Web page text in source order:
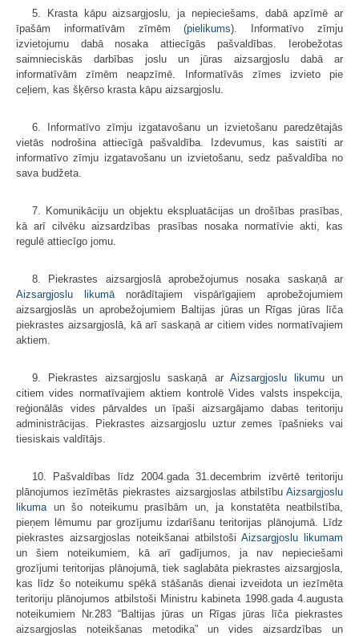
5. Krasta kāpu aizsargjoslu, ja nepieciešams, dabā apzīmē ar
īpašām informatīvām zīmēm (pielikums). Informatīvo zīmju
izvietojumu dabā nosaka attiecīgās pašvaldības. Ierobežotas
saimnieciskās darbības joslu un jūras aizsargjoslu dabā ar
informatīvām zīmēm neapzīmē. Informatīvās zīmes izvieto pie
ceļiem, kas šķērso krasta kāpu aizsargjoslu.
6. Informatīvo zīmju izgatavošanu un izvietošanu paredzētajās
vietās nodrošina attiecīgā pašvaldība. Izdevumus, kas saistīti ar
informatīvo zīmju izgatavošanu un izvietošanu, sedz pašvaldība no
sava budžeta.
7. Komunikāciju un objektu ekspluatācijas un drošības prasības,
kā arī cilvēku aizsardzības prasības nosaka normatīvie akti, kas
regulē attiecīgo jomu.
8. Piekrastes aizsargjoslā aprobežojumus nosaka saskaņā ar
Aizsargjoslu likumā norādītajiem vispārīgajiem aprobežojumiem
aizsargjoslās un aprobežojumiem Baltijas jūras un Rīgas jūras līča
piekrastes aizsargjoslā, kā arī saskaņā ar citiem vides normatīvajiem
aktiem.
9. Piekrastes aizsargjoslu saskaņā ar Aizsargjoslu likumuun
citiem vides normatīvajiem aktiem kontrolē Vides valsts inspekcija,
reģionālās vides pārvaldes un īpaši aizsargājamo dabas teritoriju
administrācijas. Piekrastes aizsargjoslu uztur zemes īpašnieks vai
tiesiskais valdītājs.
10. Pašvaldības līdz 2004.gada 31.decembrim izvērtē teritoriju
plānojumos iezīmētās piekrastes aizsargjoslas atbilstību Aizsargjoslu
likuma un šo noteikumu prasībām un, ja konstatēta neatbilstība,
pieņem lēmumu par grozījumu izdarīšanu teritorijas plānojumā. Līdz
piekrastes aizsargjoslas noteikšanai atbilstoši Aizsargjoslu likumam
un šiem noteikumiem, kā arī gadījumos, ja nav nepieciešami
grozījumi teritorijas plānojumā, tiek saglabāta piekrastes aizsargjosla,
kas līdz šo noteikumu spēkā stāšanās dienai izveidota un iezīmēta
teritoriju plānojumos atbilstoši Ministru kabineta 1998.gada 4.augusta
noteikumiem Nr.283 “Baltijas jūras un Rīgas jūras līča piekrastes
aizsargjoslas noteikšanas metodika” un vides aizsardzības un